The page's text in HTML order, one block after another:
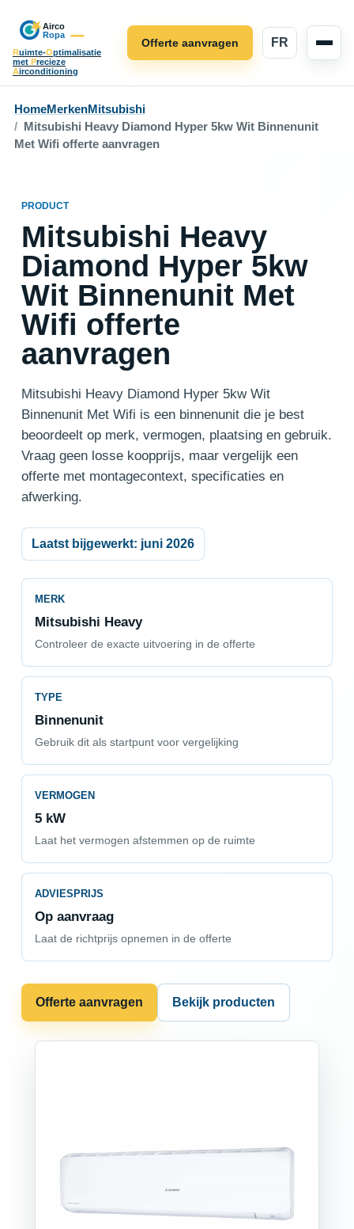
Ruimte-Optimalisatie
met Precieze
Airconditioning
FR
Offerte aanvragen
HomeMerkenMitsubishi
Mitsubishi Heavy Diamond Hyper 5kw Wit Binnenunit
Met Wifi offerte aanvragen
PRODUCT
Mitsubishi Heavy
Diamond Hyper 5kw
Wit Binnenunit Met
Wifi offerte
aanvragen
Mitsubishi Heavy Diamond Hyper 5kw Wit
Binnenunit Met Wifi is een binnenunit die je best
beoordeelt op merk, vermogen, plaatsing en gebruik.
Vraag geen losse koopprijs, maar vergelijk een
offerte met montagecontext, specificaties en
afwerking.
Laatst bijgewerkt: juni 2026
MERK
Mitsubishi Heavy
Controleer de exacte uitvoering in de offerte
TYPE
Binnenunit
Gebruik dit als startpunt voor vergelijking
VERMOGEN
5 kW
Laat het vermogen afstemmen op de ruimte
ADVIESPRIJS
Op aanvraag
Laat de richtprijs opnemen in de offerte
Offerte aanvragen Bekijk producten